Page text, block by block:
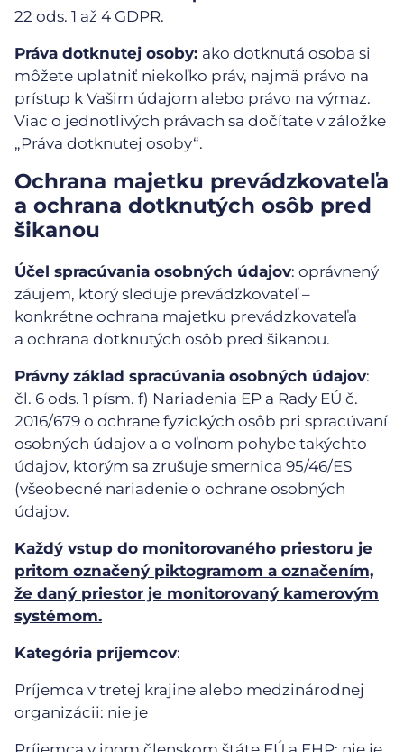
22 ods. 1 až 4 GDPR.
Práva dotknutej osoby: ako dotknutá osoba si
môžete uplatniť niekoľko práv, najmä právo na
prístup k Vašim údajom alebo právo na výmaz.
Viac o jednotlivých právach sa dočítate v záložke
„Práva dotknutej osoby“.
Ochrana majetku prevádzkovateľa
a ochrana dotknutých osôb pred
šikanou
Účel spracúvania osobných údajov: oprávnený
záujem, ktorý sleduje prevádzkovateľ –
konkrétne ochrana majetku prevádzkovateľa
a ochrana dotknutých osôb pred šikanou.
Právny základ spracúvania osobných údajov:
čl. 6 ods. 1 písm. f) Nariadenia EP a Rady EÚ č.
2016/679 o ochrane fyzických osôb pri spracúvaní
osobných údajov a o voľnom pohybe takýchto
údajov, ktorým sa zrušuje smernica 95/46/ES
(všeobecné nariadenie o ochrane osobných
údajov.
Každý vstup do monitorovaného priestoru je
pritom označený piktogramom a označením,
že daný priestor je monitorovaný kamerovým
systémom.
Kategória príjemcov:
Príjemca v tretej krajine alebo medzinárodnej
organizácii: nie je